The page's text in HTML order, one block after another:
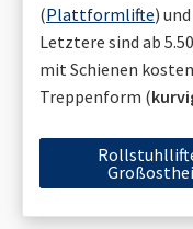
(Plattformlifte) und
Letztere sind ab
mit Schienen
Treppenform (